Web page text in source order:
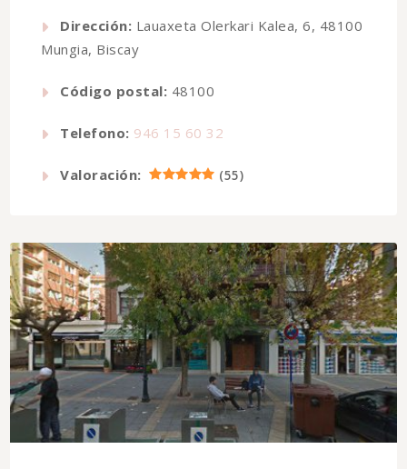
Dirección: Lauaxeta Olerkari Kalea, 6, 48100
Mungia, Biscay
Código postal: 48100
Telefono: 946 15 60 32
Valoración: (55)